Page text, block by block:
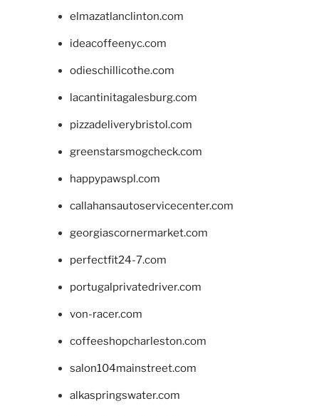
elmazatlanclinton.com
ideacoffeenyc.com
odieschillicothe.com
lacantinitagalesburg.com
pizzadeliverybristol.com
greenstarsmogcheck.com
happypawspl.com
callahansautoservicecenter.com
georgiascornermarket.com
perfectfit24-7.com
portugalprivatedriver.com
von-racer.com
coffeeshopcharleston.com
salon104mainstreet.com
alkaspringswater.com